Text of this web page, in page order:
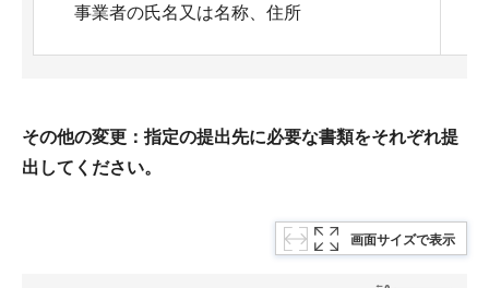
事業者の氏名又は名称、住所
その他の変更：指定の提出先に必要な書類をそれぞれ提
出してください。
画面サイズで表示